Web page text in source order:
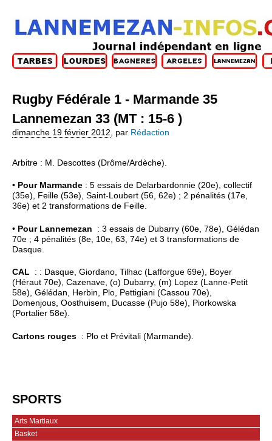
Rugby Fédérale 1 - Marmande 35
Lannemezan 33 (MT : 15-6 )
dimanche 19 février 2012 par Rédaction
Arbitre : M. Descottes (Drôme/Ardèche).
• Pour Marmande : 5 essais de Delarbardonnie (20e), collectif
(35e), Feille (53e), Saint-Loubert (56, 62e) ; 2 pénalités (17e,
36e) et 2 transformations de Feille.
• Pour Lannemezan
: 3 essais de Dubarry (60e, 78e), Gélédan
70e ; 4 pénalités (8e, 10e, 63, 74e) et 3 transformations de
Dasque.
CAL : : Dasque, Giordano, Tilhac (Lafforgue 69e), Boyer
(Héraut 70e), Cazenave, (o) Dubarry, (m) Lopez (Lanne-Petit
58e), Gélédan, Herbin, Plo, Pettigiani (Cassou 70e),
Domenjous, Oosthuisem, Ducasse (Pujo 58e), Piorkowska
(Portalier 58e).
Cartons rouges : Plo et Prévitali (Marmande).
SPORTS
Arts Martiaux
Basket